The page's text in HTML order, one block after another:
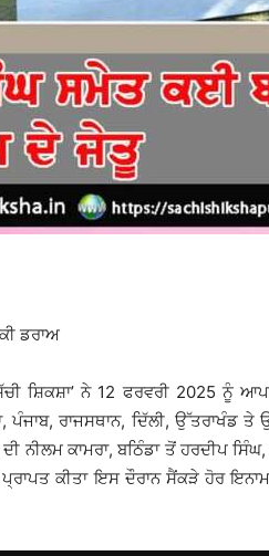
ਡਰਾਅ
ਸ਼ਿਕਸ਼ਾ’ ਨੇ 12 ਫਰਵਰੀ 2025 ਨੂੰ
ਪੰਜਾਬ, ਰਾਜਸਥਾਨ, ਦਿੱਲੀ, ਉੱਤਰਾਖੰਡ
ਨੀਲਮ ਕਾਮਰਾ, ਬਠਿੰਡਾ ਤੋਂ ਹਰਦੀਪ
ਕੀਤਾ ਇਸ ਦੌਰਾਨ ਸੈਂਕੜੇ ਹੋਰ